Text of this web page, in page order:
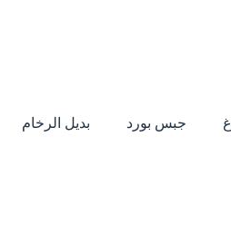
جبس بورد بديل الرخام